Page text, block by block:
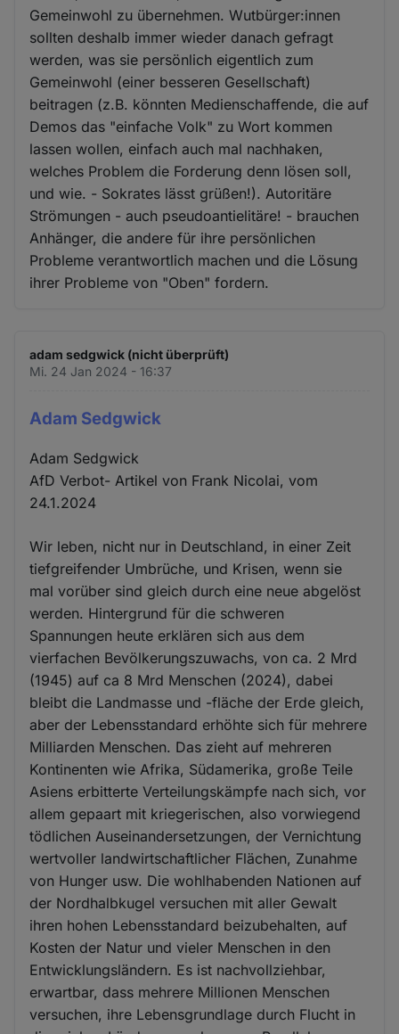
Gemeinwohl zu übernehmen. Wutbürger:innen
sollten deshalb immer wieder danach gefragt
werden, was sie persönlich eigentlich zum
Gemeinwohl (einer besseren Gesellschaft)
beitragen (z.B. könnten Medienschaffende, die auf
Demos das "einfache Volk" zu Wort kommen
lassen wollen, einfach auch mal nachhaken,
welches Problem die Forderung denn lösen soll,
und wie. - Sokrates lässt grüßen!). Autoritäre
Strömungen - auch pseudoantielitäre! - brauchen
Anhänger, die andere für ihre persönlichen
Probleme verantwortlich machen und die Lösung
ihrer Probleme von "Oben" fordern.
adam sedgwick (nicht überprüft)
Mi. 24 Jan 2024 - 16:37
Adam Sedgwick
Adam Sedgwick
AfD Verbot- Artikel von Frank Nicolai, vom
24.1.2024
Wir leben, nicht nur in Deutschland, in einer Zeit
tiefgreifender Umbrüche, und Krisen, wenn sie
mal vorüber sind gleich durch eine neue abgelöst
werden. Hintergrund für die schweren
Spannungen heute erklären sich aus dem
vierfachen Bevölkerungszuwachs, von ca. 2 Mrd
(1945) auf ca 8 Mrd Menschen (2024), dabei
bleibt die Landmasse und -fläche der Erde gleich,
aber der Lebensstandard erhöhte sich für mehrere
Milliarden Menschen. Das zieht auf mehreren
Kontinenten wie Afrika, Südamerika, große Teile
Asiens erbitterte Verteilungskämpfe nach sich, vor
allem gepaart mit kriegerischen, also vorwiegend
tödlichen Auseinandersetzungen, der Vernichtung
wertvoller landwirtschaftlicher Flächen, Zunahme
von Hunger usw. Die wohlhabenden Nationen auf
der Nordhalbkugel versuchen mit aller Gewalt
ihren hohen Lebensstandard beizubehalten, auf
Kosten der Natur und vieler Menschen in den
Entwicklungsländern. Es ist nachvollziehbar,
erwartbar, dass mehrere Millionen Menschen
versuchen, ihre Lebensgrundlage durch Flucht in